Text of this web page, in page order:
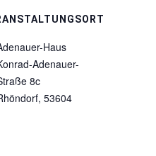
Haus
Adenauer-
8c
, 53604